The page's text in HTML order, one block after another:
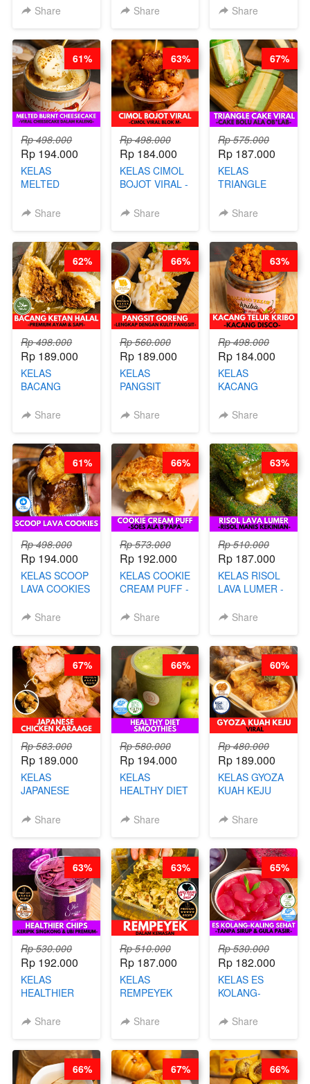
CHEF DITA
Share
- VIRAL
STEPHANIE
Share
PROTEIN
Share
Rp 498.000
Rp 194.000
KELAS
MELTED
CHEESECAKE -
DALAM
KALENG-BY
CHEF DITA
Share
61%
Rp 498.000
Rp 184.000
KELAS CIMOL
BOJOT VIRAL -
BLOK M -BY
JUNI)
Share
63%
Rp 575.000
Rp 187.000
KELAS
TRIANGLE
CAKE BOLU
Share
67%
Rp 498.000
Rp 189.000
KELAS
BACANG
PREMIUM
Share
62%
Rp 560.000
Rp 189.000
KELAS
PANGSIT
LENGKAP
PANGSIT -BY
CHEF DITA
Share
66%
Rp 498.000
Rp 184.000
KELAS
KACANG
KACANG
Share
63%
Rp 498.000
Rp 194.000
KELAS SCOOP
LAVA COOKIES
Share
61%
Rp 573.000
Rp 192.000
KELAS COOKIE
CREAM PUFF -
B’PAPA-BY
Share
66%
Rp 510.000
Rp 187.000
KELAS RISOL
LAVA LUMER -
KEKINIAN-BY
Share
63%
Rp 583.000
Rp 189.000
KELAS
JAPANESE
KARAAGE - BY
Share
67%
Rp 580.000
Rp 194.000
KELAS
HEALTHY DIET
BY BARISTA
Share
66%
Rp 480.000
Rp 189.000
KELAS GYOZA
KUAH KEJU
CHEF DITA
Share
60%
Rp 530.000
Rp 192.000
KELAS
HEALTHIER
KERIPIK
BY CHEF DITA
Share
63%
Rp 510.000
Rp 187.000
KELAS
REMPEYEK
KEMASAN - BY
Share
63%
Rp 530.000
Rp 182.000
KELAS ES
KOLANG-
- TANPA SIRUP
Share
65%
66% 67% 66%